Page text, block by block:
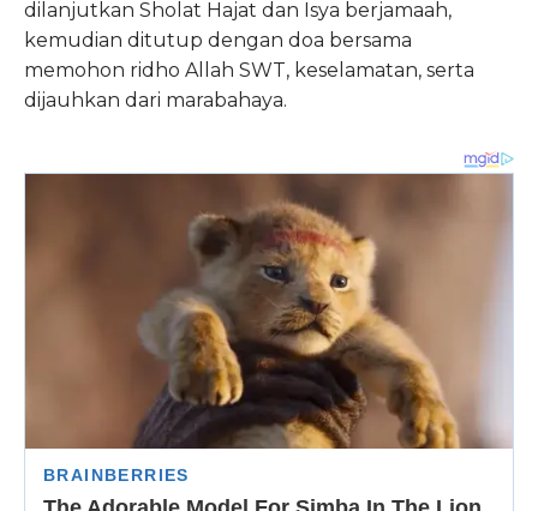
dilanjutkan Sholat Hajat dan Isya berjamaah,
kemudian ditutup dengan doa bersama
memohon ridho Allah SWT, keselamatan, serta
dijauhkan dari marabahaya.